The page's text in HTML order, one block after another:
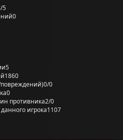
5
0
5
1860
0/0
0
противника2/0
игрока1107